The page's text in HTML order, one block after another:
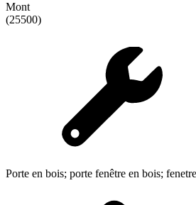
Mont
(25500)
Porte en bois; porte fenêtre en bois;